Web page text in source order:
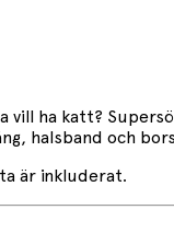
vill ha katt?
halsband och
är inkluderat.